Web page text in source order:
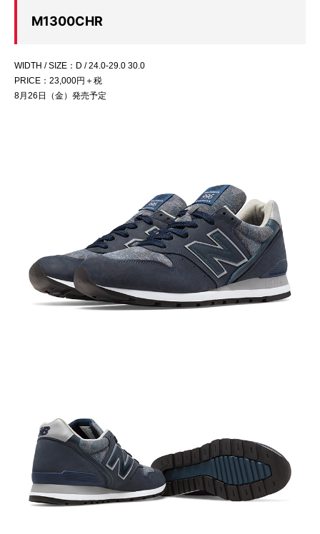
M1300CHR
WIDTH / SIZE：D / 24.0-29.0 30.0
PRICE：23,000円＋税
8月26日（金）発売予定